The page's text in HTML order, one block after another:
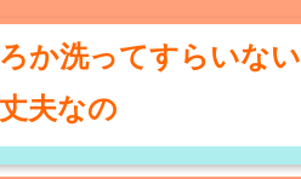
か洗ってすらいない
夫なの